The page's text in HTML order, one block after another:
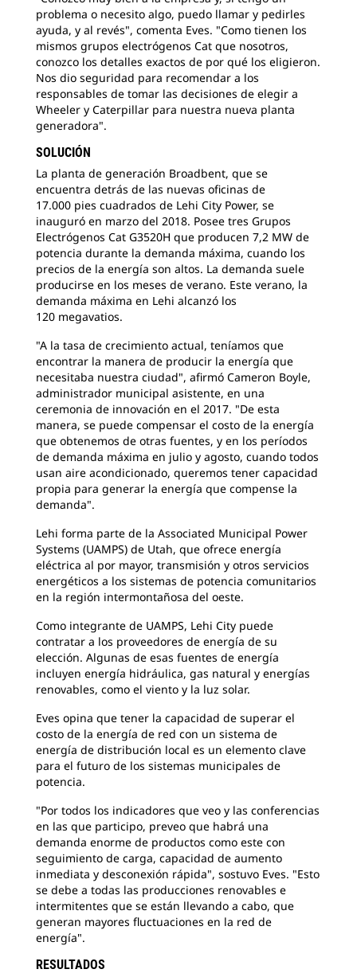
problema o necesito algo, puedo llamar y pedirles
ayuda, y al revés", comenta Eves. "Como tienen los
mismos grupos electrógenos Cat que nosotros,
conozco los detalles exactos de por qué los eligieron.
Nos dio seguridad para recomendar a los
responsables de tomar las decisiones de elegir a
Wheeler y Caterpillar para nuestra nueva planta
generadora".
SOLUCIÓN
La planta de generación Broadbent, que se
encuentra detrás de las nuevas oficinas de
17.000 pies cuadrados de Lehi City Power, se
inauguró en marzo del 2018. Posee tres Grupos
Electrógenos Cat G3520H que producen 7,2 MW de
potencia durante la demanda máxima, cuando los
precios de la energía son altos. La demanda suele
producirse en los meses de verano. Este verano, la
demanda máxima en Lehi alcanzó los
120 megavatios.
"A la tasa de crecimiento actual, teníamos que
encontrar la manera de producir la energía que
necesitaba nuestra ciudad", afirmó Cameron Boyle,
administrador municipal asistente, en una
ceremonia de innovación en el 2017. "De esta
manera, se puede compensar el costo de la energía
que obtenemos de otras fuentes, y en los períodos
de demanda máxima en julio y agosto, cuando todos
usan aire acondicionado, queremos tener capacidad
propia para generar la energía que compense la
demanda".
Lehi forma parte de la Associated Municipal Power
Systems (UAMPS) de Utah, que ofrece energía
eléctrica al por mayor, transmisión y otros servicios
energéticos a los sistemas de potencia comunitarios
en la región intermontañosa del oeste.
Como integrante de UAMPS, Lehi City puede
contratar a los proveedores de energía de su
elección. Algunas de esas fuentes de energía
incluyen energía hidráulica, gas natural y energías
renovables, como el viento y la luz solar.
Eves opina que tener la capacidad de superar el
costo de la energía de red con un sistema de
energía de distribución local es un elemento clave
para el futuro de los sistemas municipales de
potencia.
"Por todos los indicadores que veo y las conferencias
en las que participo, preveo que habrá una
demanda enorme de productos como este con
seguimiento de carga, capacidad de aumento
inmediata y desconexión rápida", sostuvo Eves. "Esto
se debe a todas las producciones renovables e
intermitentes que se están llevando a cabo, que
generan mayores fluctuaciones en la red de
energía".
RESULTADOS